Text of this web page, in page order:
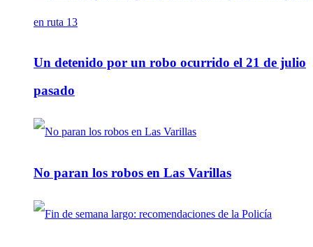
Un detenido por un robo ocurrido el 21 de julio
pasado
No paran los robos en Las Varillas